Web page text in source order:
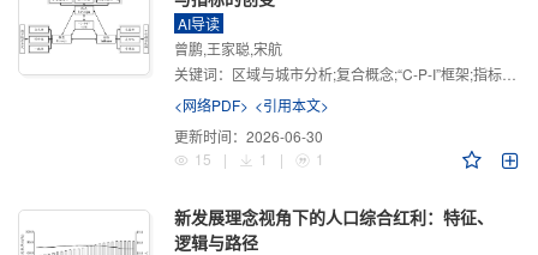
AI导读
曾鹏,王家聪,宋航
关键词： 区域与城市分析;复合概念;“C-P-I”框架;指标体系
<网络PDF> <引用本文>
更新时间： 2026-06-30
15
| 1 | 1
新发展理念视角下的人口综合红利：特征、
逻辑与路径